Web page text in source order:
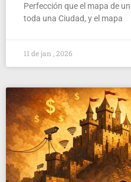
Perfección que el mapa de
toda una Ciudad, y el mapa
11 de jan , 2026